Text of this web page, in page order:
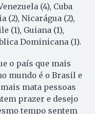
(4), Cuba
(2), Nicarágua (2),
(1), Guiana (1),
Dominicana (1).
o país que mais
mundo é o Brasil e
mata pessoas
prazer e desejo
tempo sentem